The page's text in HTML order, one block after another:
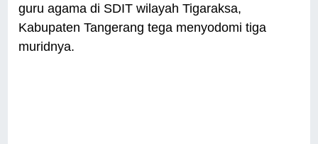
guru agama di SDIT wilayah Tigaraksa,
Kabupaten Tangerang tega menyodomi tiga
muridnya.